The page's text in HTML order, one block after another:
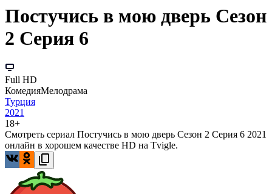
Постучись в мою дверь Сезон
2 Серия 6
Full HD
КомедияМелодрама
Турция
2021
18+
Смотреть сериал Постучись в мою дверь Сезон 2 Серия 6 2021
онлайн в хорошем качестве HD на Tvigle.